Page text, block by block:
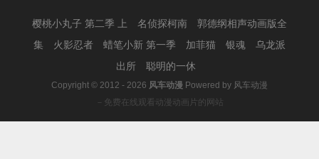
樱桃小丸子 第二季 上 名侦探柯南
郭德纲相声动画版全
集
火影忍者 蜡笔小新 第一季 加菲猫 银魂
乌龙派
出所
聪明的一休
Copyright © 2012 - 2026 风车动漫 Powered by 风车动漫
－免费在线观看动漫动画片的网站